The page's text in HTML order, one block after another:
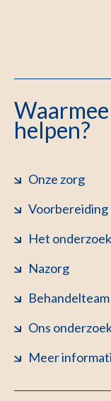
helpen?
Onze zorg
Voorbereiding
Het
Nazorg
Behandelteam
Ons
Meer